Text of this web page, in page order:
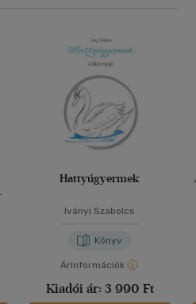
Hattyúgyermek
Iványi Szabolcs
Könyv
Árinformációk
Kiadói ár: 3 990 Ft